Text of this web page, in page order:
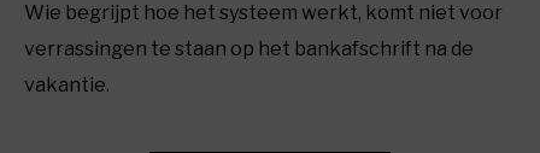
Wie begrijpt hoe het systeem werkt, komt niet voor
verrassingen te staan op het bankafschrift na de
vakantie.